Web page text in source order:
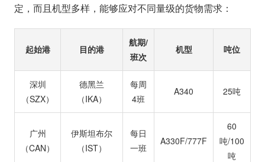
定，而且机型多样，能够应对不同量级的货物需求：
起始港 目的港
航期/
班次
机型 吨位
深圳
（SZX）
德黑兰
（IKA）
每周
4班
A340 25吨
广州
（CAN）
伊斯坦布尔
（IST）
每日
一班
A330F/777F
60
吨/100
吨